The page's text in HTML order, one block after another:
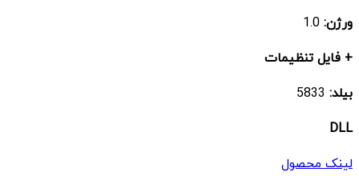
ورژن:
+ فایل تنظیمات
بیلد:
DLL
لینک محصول